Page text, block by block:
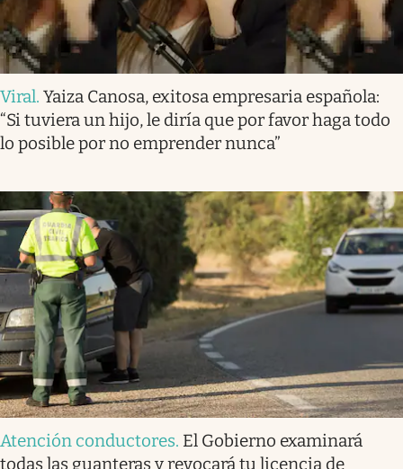
Viral. Yaiza Canosa, exitosa empresaria española:
“Si tuviera un hijo, le diría que por favor haga todo
lo posible por no emprender nunca”
Atención conductores. El Gobierno examinará
todas las guanteras y revocará tu licencia de